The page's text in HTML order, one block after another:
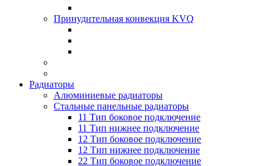
Принудительная конвекция KVQ
Радиаторы
Алюминиевые радиаторы
Стальные панельные радиаторы
11 Тип боковое подключение
11 Тип нижнее подключение
12 Тип боковое подключение
12 Тип нижнее подключение
22 Тип боковое подключение